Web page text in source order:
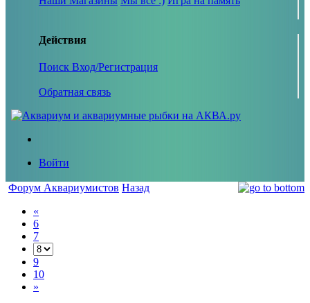
Действия
Поиск Вход/Регистрация
Обратная связь
Войти
Форум Аквариумистов Назад
«
6
7
9
10
»